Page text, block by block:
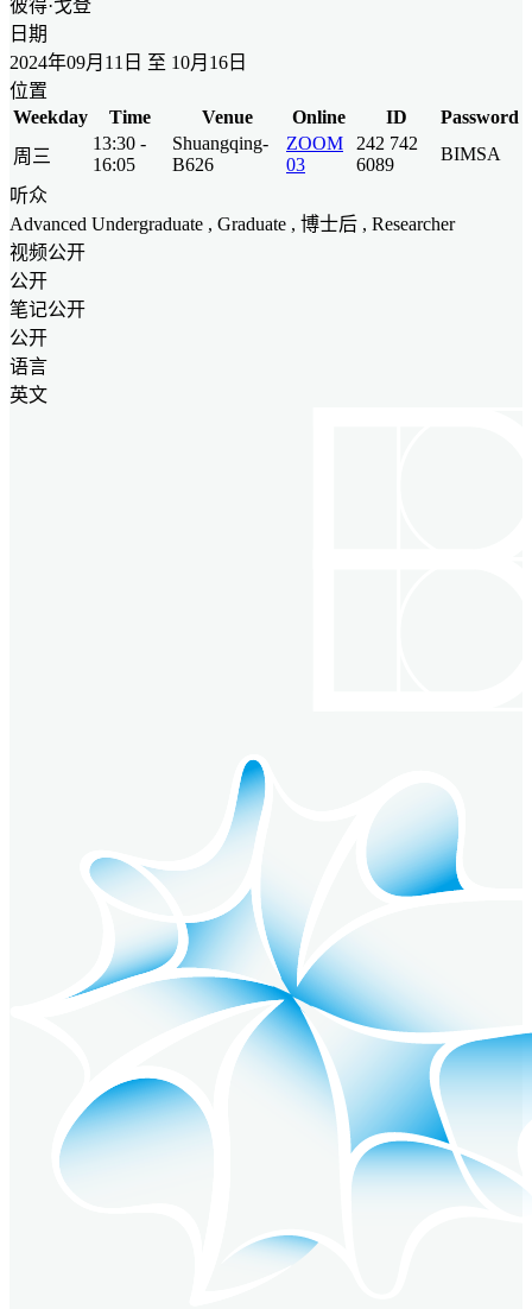
彼得·戈登
日期
2024年09月11日 至 10月16日
位置
Weekday
Time Venue Online ID
Password
周三
13:30 -
16:05
Shuangqing-
B626
ZOOM
03
242 742
6089
BIMSA
听众
Advanced Undergraduate , Graduate , 博士后 , Researcher
视频公开
公开
笔记公开
公开
语言
英文